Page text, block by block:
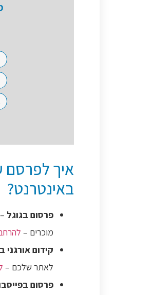
איך לפרסם
באינטרנט?
פרסום בגוגל
מוכרים –
קידום אורגני
לאתר שלכם –
פרסום